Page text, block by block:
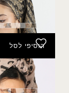
פשמינה
הוסיפי לסל
מטפחת